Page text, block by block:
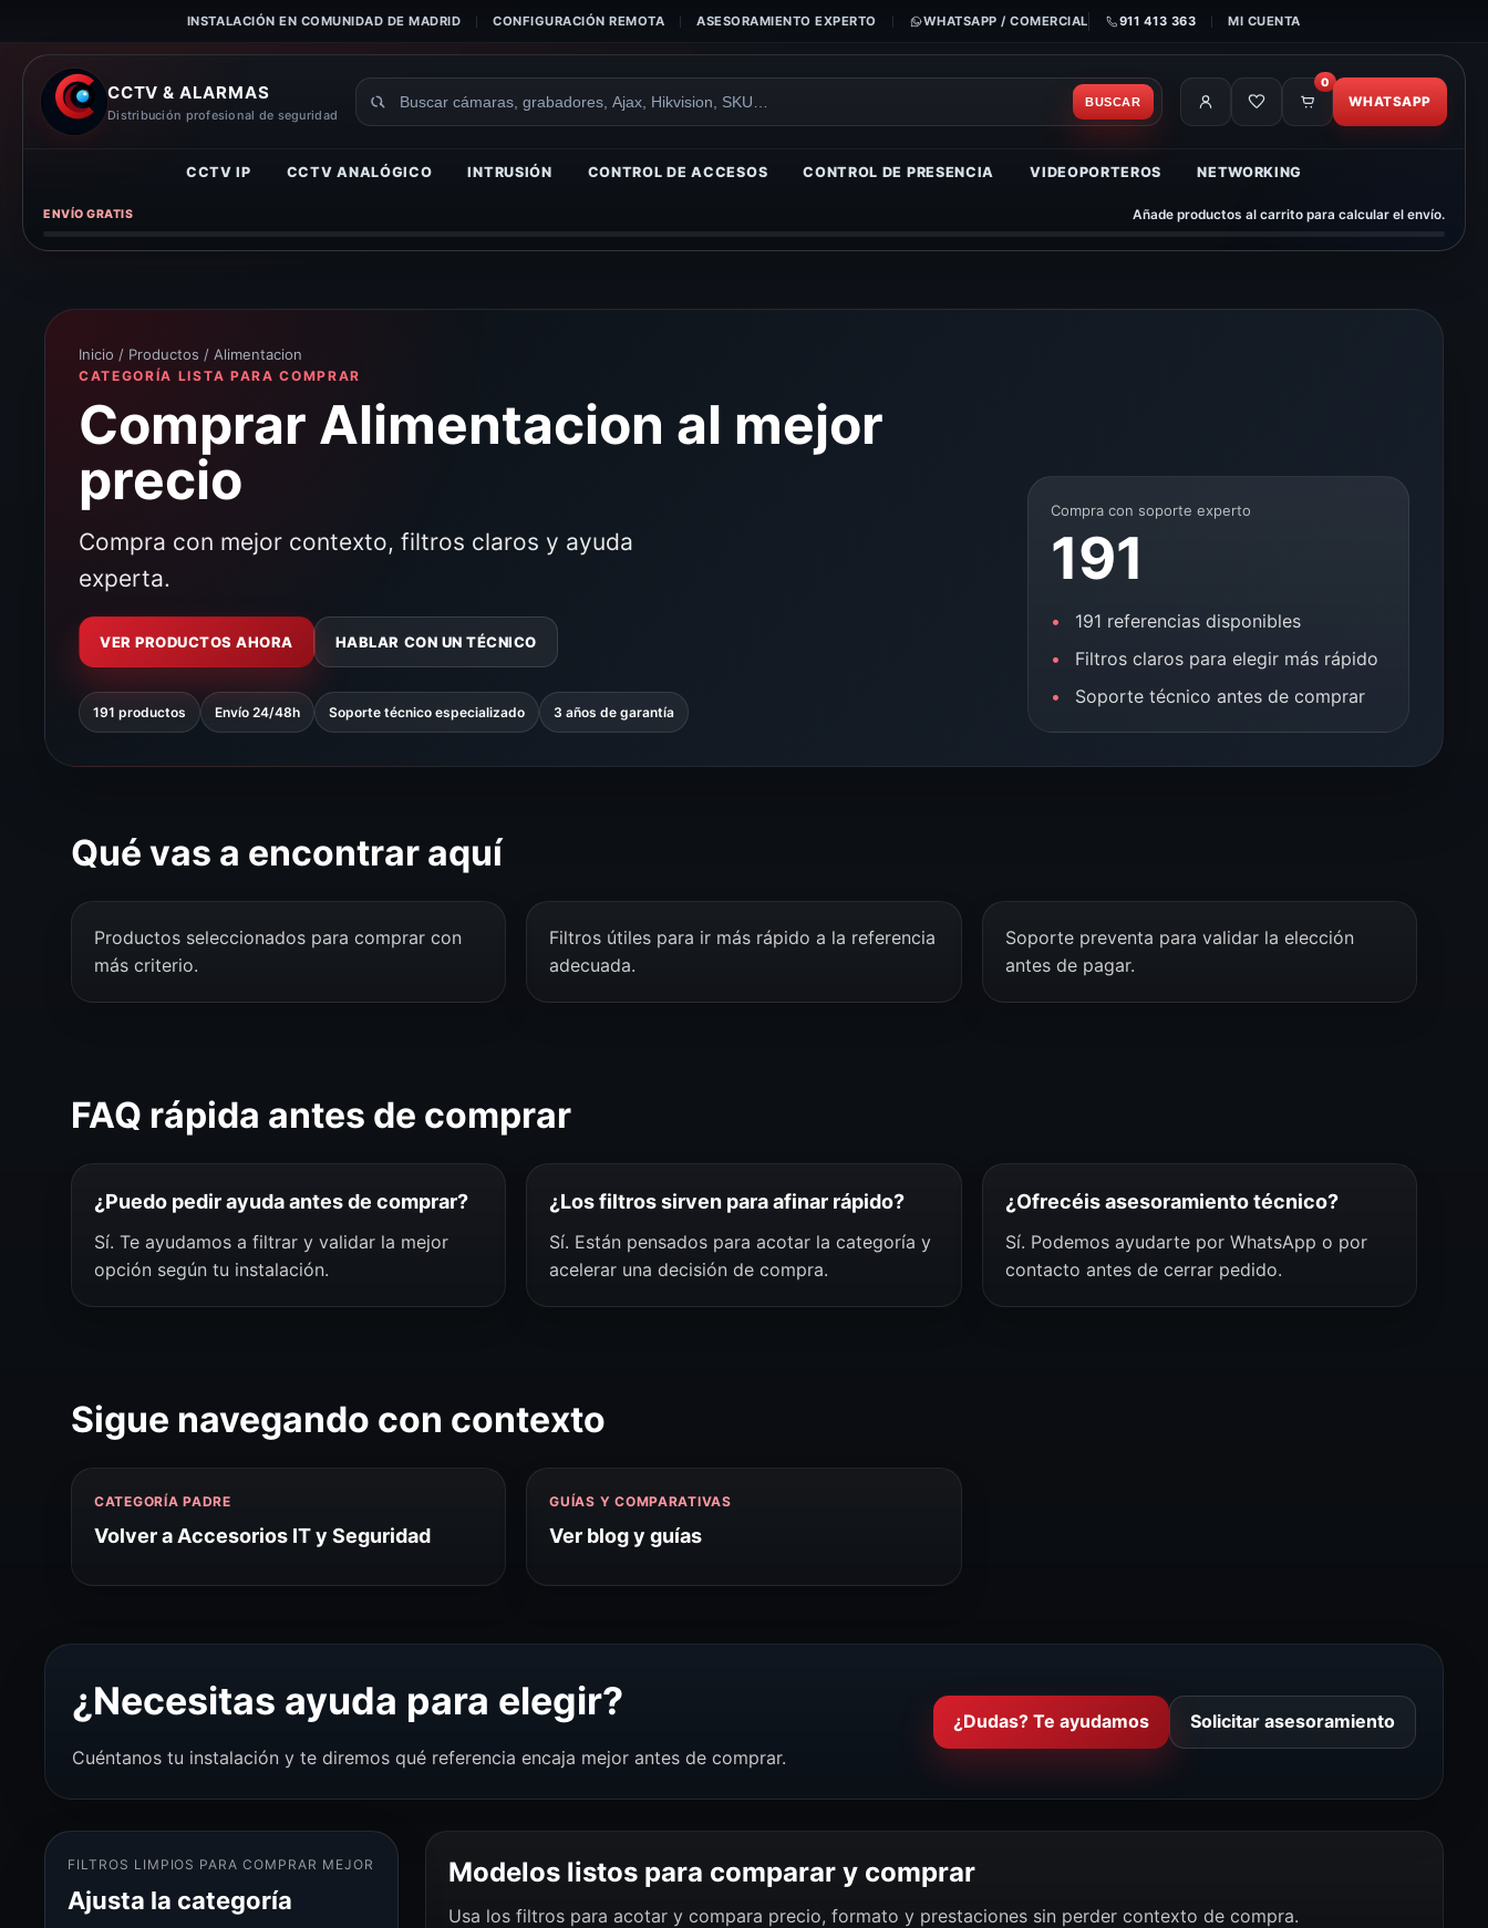
INSTALACIÓN EN COMUNIDAD DE MADRID CONFIGURACIÓN REMOTA ASESORAMIENTO EXPERTO WHATSAPP / COMERCIAL 911 413 363 MI CUENTA
CCTV & ALARMAS
Distribución profesional de seguridad
Buscar
BUSCAR
0
WHATSAPP
CCTV IP CCTV ANALÓGICO INTRUSIÓN CONTROL DE ACCESOS CONTROL DE PRESENCIA VIDEOPORTEROS NETWORKING
ENVÍO GRATIS Añade productos al carrito para calcular el envío.
Inicio / Productos / Alimentacion
CATEGORÍA LISTA PARA COMPRAR
Comprar Alimentacion al mejor
precio
Compra con mejor contexto, filtros claros y ayuda
experta.
VER PRODUCTOS AHORA HABLAR CON UN TÉCNICO
191 productos Envío 24/48h Soporte técnico especializado 3 años de garantía
Compra con soporte experto
191
191 referencias disponibles
Filtros claros para elegir más rápido
Soporte técnico antes de comprar
Qué vas a encontrar aquí
Productos seleccionados para comprar con
más criterio.
Filtros útiles para ir más rápido a la referencia
adecuada.
Soporte preventa para validar la elección
antes de pagar.
FAQ rápida antes de comprar
¿Puedo pedir ayuda antes de comprar?
Sí. Te ayudamos a filtrar y validar la mejor
opción según tu instalación.
¿Los filtros sirven para afinar rápido?
Sí. Están pensados para acotar la categoría y
acelerar una decisión de compra.
¿Ofrecéis asesoramiento técnico?
Sí. Podemos ayudarte por WhatsApp o por
contacto antes de cerrar pedido.
Sigue navegando con contexto
CATEGORÍA PADRE
Volver a Accesorios IT y Seguridad
GUÍAS Y COMPARATIVAS
Ver blog y guías
¿Necesitas ayuda para elegir?
Cuéntanos tu instalación y te diremos qué referencia encaja mejor antes de comprar.
¿Dudas? Te ayudamos Solicitar asesoramiento
FILTROS LIMPIOS PARA COMPRAR MEJOR
Ajusta la categoría
Modelos listos para comparar y comprar
Usa los filtros para acotar y compara precio, formato y prestaciones sin perder contexto de compra.